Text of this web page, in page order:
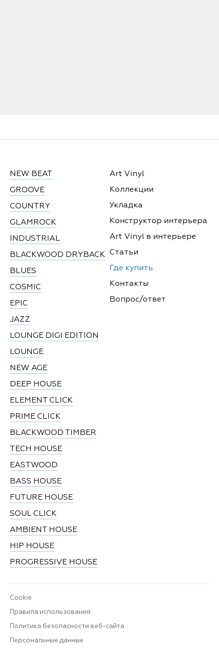
NEW BEAT
GROOVE
COUNTRY
GLAMROCK
INDUSTRIAL
BLACKWOOD DRYBACK
BLUES
COSMIC
EPIC
JAZZ
LOUNGE DIGI EDITION
LOUNGE
NEW AGE
DEEP HOUSE
ELEMENT CLICK
PRIME CLICK
BLACKWOOD TIMBER
TECH HOUSE
EASTWOOD
BASS HOUSE
FUTURE HOUSE
SOUL CLICK
AMBIENT HOUSE
HIP HOUSE
PROGRESSIVE HOUSE
Art Vinyl
Коллекции
Укладка
Конструктор интерьера
Art Vinyl в интерьере
Статьи
Где купить
Контакты
Вопрос/ответ
Cookie
Правила использования
Политика безопасности веб-сайта
Персональные данные